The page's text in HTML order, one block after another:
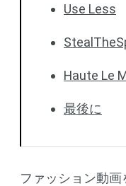
Use Less
Haute Le
最後に
ファッション動